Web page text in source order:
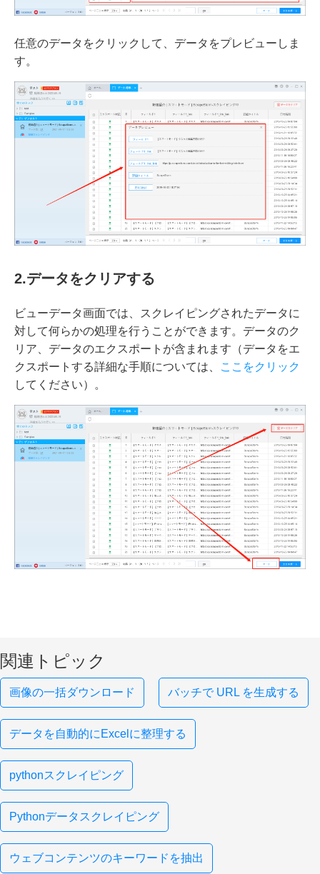
任意のデータをクリックして、データをプレビューしま
す。
2.データをクリアする
ビューデータ画面では、スクレイピングされたデータに
対して何らかの処理を行うことができます。データのク
リア、データのエクスポートが含まれます（データをエ
クスポートする詳細な手順については、
ここをクリック
してください）。
関連トピック
画像の一括ダウンロード バッチで URL を生成する
データを自動的にExcelに整理する
pythonスクレイピング
Pythonデータスクレイピング
ウェブコンテンツのキーワードを抽出